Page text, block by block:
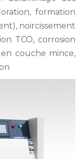
formation
noircissement
TCO, corrosion
couche mince,